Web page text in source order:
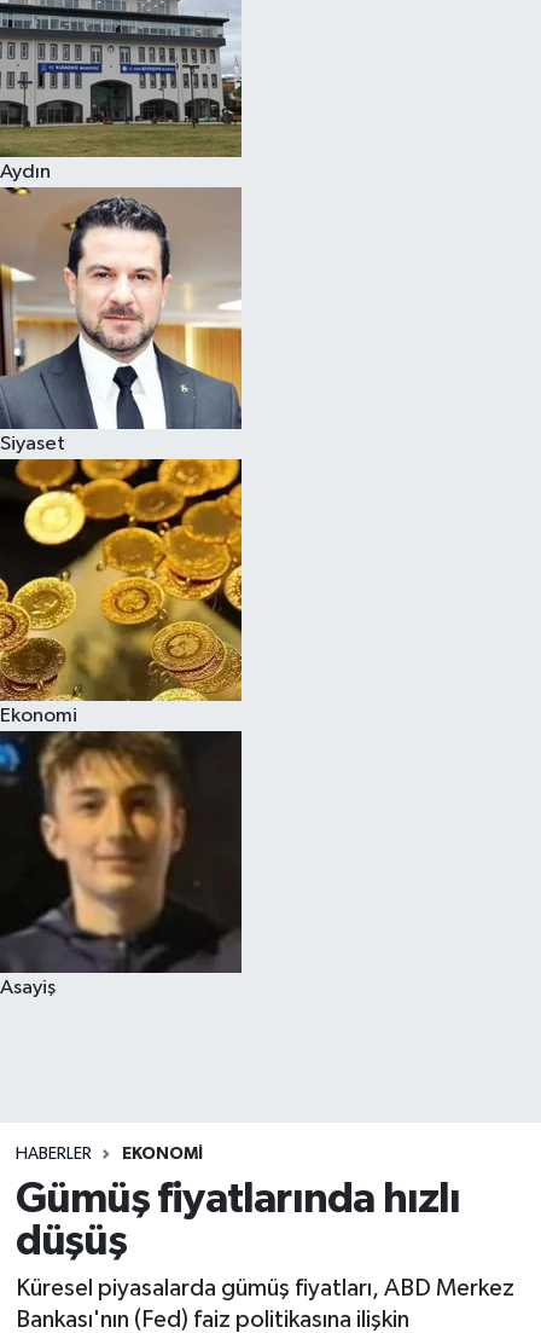
Aydın
Siyaset
Ekonomi
Asayiş
HABERLER EKONOMI
Gümüş fiyatlarında hızlı
düşüş
Küresel piyasalarda gümüş fiyatları, ABD Merkez
Bankası'nın (Fed) faiz politikasına ilişkin
Magazin